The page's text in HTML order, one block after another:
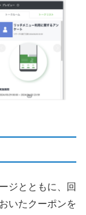
ジとともに、回
いたクーポンを